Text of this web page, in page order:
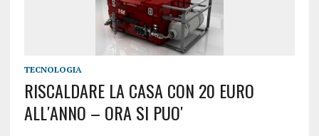
TECNOLOGIA
RISCALDARE LA CASA CON 20 EURO
ALL′ANNO – ORA SI PUO′